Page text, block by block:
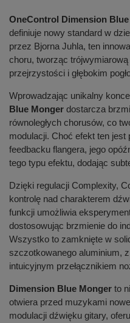
OneControl Dimension
definiuje nowy standard w
przez Bjorna Juhla, ten
choru, tworząc
przejrzystości i głębokim
Wprowadzając unikalny
Blue Monger dostarcza
równoległych chorusów, co
modulacji. Choć efekt ten
feedbacku flangera, jego
tego typu efektu, dodając
Dzięki regulacji Complexity,
kontrolę nad charakterem
funkcji umożliwia
dostosowując brzmienie do
Wszystko to zamknięte w
szczotkowanego aluminium,
intuicyjnym przełącznikiem
Dimension Blue Monger to
otwiera przed muzykami
modulacji dźwięku gitary,